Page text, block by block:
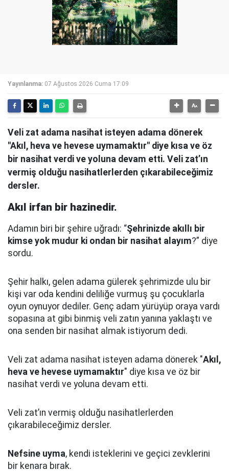
Yayınlanma: 07 Ağustos 2026 Cuma 17:09
Veli zat adama nasihat isteyen adama dönerek
"Akıl, heva ve hevese uymamaktır" diye kısa ve öz
bir nasihat verdi ve yoluna devam etti. Veli zat’ın
vermiş olduğu nasihatlerlerden çıkarabileceğimiz
dersler.
Akıl irfan bir hazinedir.
Adamın biri bir şehire uğradı: “Şehrinizde akıllı bir
kimse yok mudur ki ondan bir nasihat alayım?” diye
sordu.
Şehir halkı, gelen adama gülerek şehrimizde ulu bir
kişi var oda kendini deliliğe vurmuş şu çocuklarla
oyun oynuyor dediler. Genç adam yürüyüp oraya vardı
sopasına at gibi binmiş veli zatın yanına yaklaştı ve
ona senden bir nasihat almak istiyorum dedi.
Veli zat adama nasihat isteyen adama dönerek "Akıl,
heva ve hevese uymamaktır" diye kısa ve öz bir
nasihat verdi ve yoluna devam etti.
Veli zat’ın vermiş olduğu nasihatlerlerden
çıkarabileceğimiz dersler.
Nefsine uyma, kendi isteklerini ve geçici zevklerini
bir kenara bırak.